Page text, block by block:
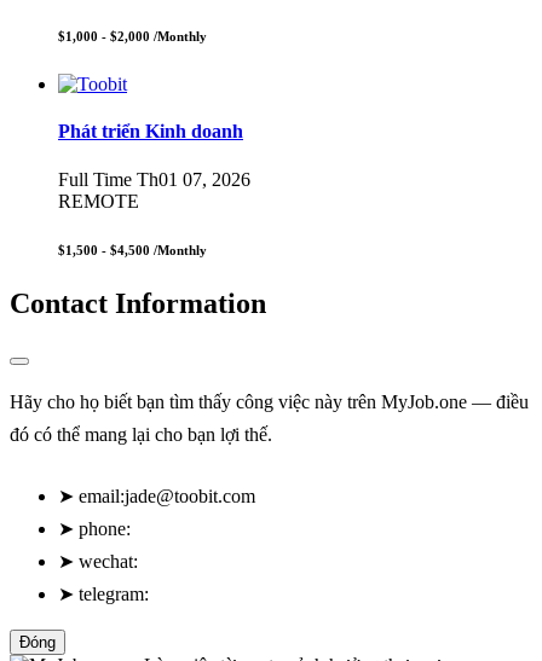
$1,000 - $2,000 /Monthly
Phát triển Kinh doanh
Full Time Th01 07, 2026
REMOTE
$1,500 - $4,500 /Monthly
Contact Information
Hãy cho họ biết bạn tìm thấy công việc này trên MyJob.one — điều
đó có thể mang lại cho bạn lợi thế.
➤ email:jade@toobit.com
➤ phone:
➤ wechat:
➤ telegram:
Đóng